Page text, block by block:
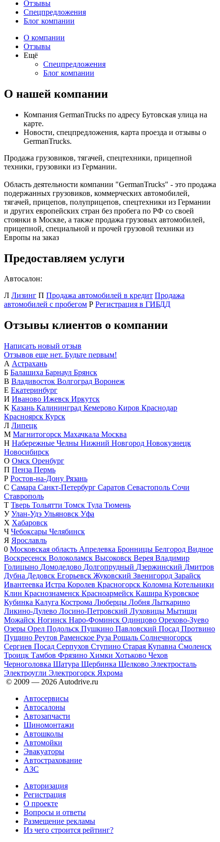
Отзывы
Спецпредложения
Блог компании
О компании
Отзывы
Ещё
Спецпредложения
Блог компании
О нашей компании
Компания GermanTrucks по адресу Бутовская улица на
карте.
Новости, спецпредложения, карта проезда и отзывы о
GermanTrucks.
Продажа грузовиков, тягачей, спецтехники, прицепной
техники, грузовики из Германии.
Область деятельности компании "GermanTrucks" - это продажа
подержанных грузовиков, коммерческих автомобилей,
тягачей, прицепов, полуприцепов, спецтехники из Германии
и других европейских стран без пробега по РФ со своей
стоянки в Москве, а также продажа грузовых автомобилей,
прицепной, специальной и прочей грузовой техники из
Европы на заказ
Предоставляем услуги
Автосалон:
Л Лизинг П Продажа автомобилей в кредит Продажа
автомобилей с пробегом Р Регистрация в ГИБДД
Отзывы клиентов о компании
Написать новый отзыв
Отзывов еще нет. Будьте первым!
А Астрахань
Б Балашиха Барнаул Брянск
В Владивосток Волгоград Воронеж
Е Екатеринбург
И Иваново Ижевск Иркутск
К Казань Калининград Кемерово Киров Краснодар
Красноярск Курск
Л Липецк
М Магнитогорск Махачкала Москва
Н Набережные Челны Нижний Новгород Новокузнецк
Новосибирск
О Омск Оренбург
П Пенза Пермь
Р Ростов-на-Дону Рязань
С Самара Санкт-Петербург Саратов Севастополь Сочи
Ставрополь
Т Тверь Тольятти Томск Тула Тюмень
У Улан-Удэ Ульяновск Уфа
Х Хабаровск
Ч Чебоксары Челябинск
Я Ярославль
0 Московская область Апрелевка Бронницы Белгород Видное
Воскресенск Волоколамск Высоковск Верея Владимир
Голицыно Домодедово Долгопрудный Дзержинский Дмитров
Дубна Дедовск Егорьевск Жуковский Звенигород Зарайск
Ивантеевка Истра Королев Красногорск Коломна Котельники
Клин Краснознаменск Красноармейск Кашира Куровское
Кубинка Калуга Кострома Люберцы Лобня Лыткарино
Ликино-Дулево Лосино-Петровский Луховицы Мытищи
Можайск Ногинск Наро-Фоминск Одинцово Орехово-Зуево
Озеры Орел Подольск Пушкино Павловский Посад Протвино
Пущино Реутов Раменское Руза Рошаль Солнечногорск
Сергиев Посад Серпухов Ступино Старая Купавна Смоленск
Троицк Тамбов Фрязино Химки Хотьково Чехов
Черноголовка Шатура Щербинка Щелково Электросталь
Электроугли Электрогорск Яхрома
© 2009 — 2026 Autodrive.ru
Автосервисы
Автосалоны
Автозапчасти
Шиномонтажи
Автошколы
Автомойки
Эвакуаторы
Автострахование
АЗС
Авторизация
Регистрация
О проекте
Вопросы и ответы
Размещение рекламы
Из чего строится рейтинг?